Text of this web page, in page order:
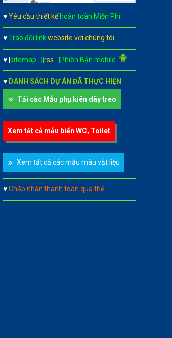
♥Yêu cầu thiết kế hoàn toàn Miễn Phí
♥Trao đổi linkwebsite với chúng tôi
♥ sitemap rss |Phiên Bản mobile
♥ DANH SÁCH DỰ ÁN ĐÃ THỰC HIỆN
Tải các Mẫu phụ kiên dây treo
Xem tất cả mẫu biển WC, Toilet
Xem tất cả các mẫu màu vật liệu
♥Chấp nhận thanh toán qua thẻ